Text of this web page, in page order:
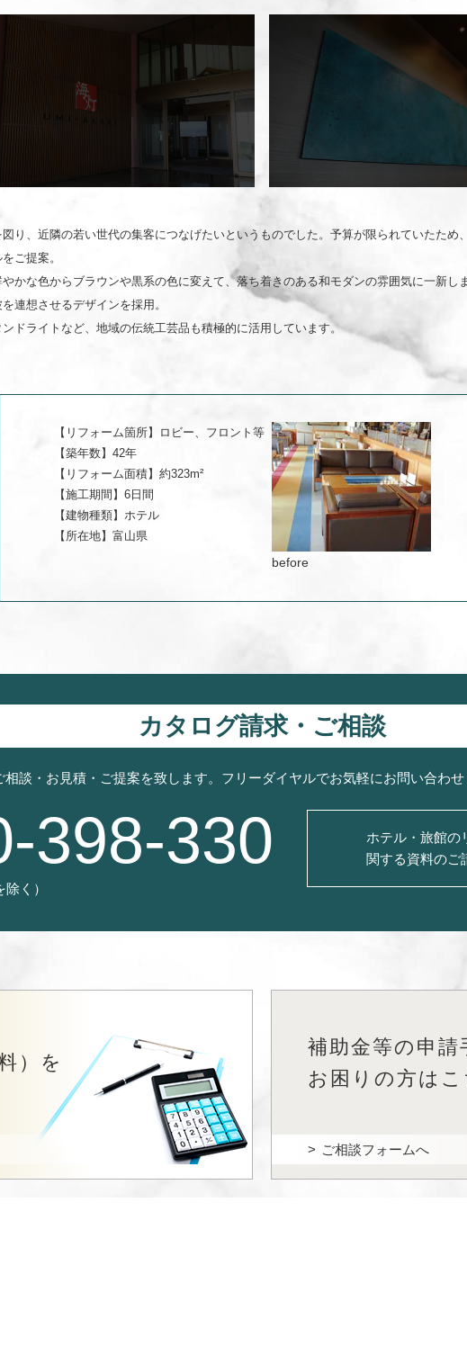
プを図り、近隣の若い世代の集客につなげたいというものでした。予算が
絞ってリニューアルをご提案。
ットを、鮮やかな色からブラウンや黒系の色に変えて、落ち着き
うように、水や波を連想させるデザインを採用。
ドライトなど、地域の伝統工芸品も積極的に活用しています。
【リフォーム箇所】
ロビー、フロント等
【築年数】 42年
【リフォーム面積】 約323m²
【施工期間】 6日間
【建物種類】 ホテル
【所在地】 富山県
カタログ請求・ご相談
談・お見積・ご提案を致します。フリーダイヤルでお気軽にお問い合わ
398-330
く）
ホテル・旅館の
関する資料のご
）を
補助金等の申請
お困りの方はこ
ご相談フォームへ